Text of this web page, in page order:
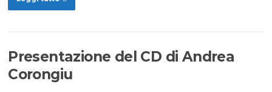
Presentazione del CD di Andrea
Corongiu